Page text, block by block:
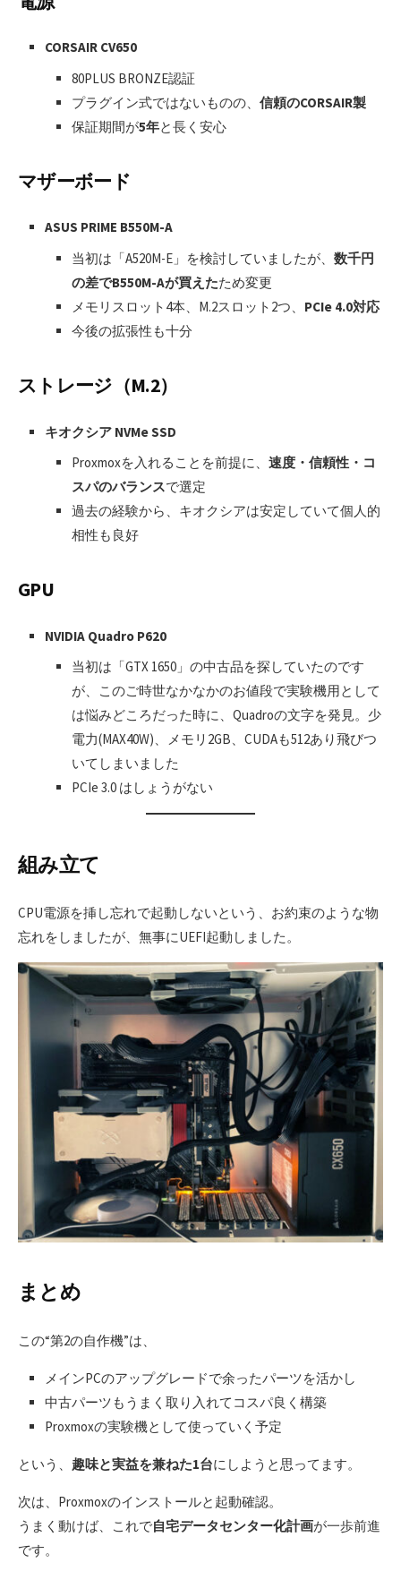
CORSAIR CV650
80PLUS BRONZE認証
プラグイン式ではないものの、 信頼のCORSAIR製
保証期間が5年と長く安心
マザーボード
ASUS PRIME B550M-A
当初は「A520M-E」を検討していましたが、 数千円
の差でB550M-Aが買えたため変更
メモリスロット4本、M.2スロット2つ、 PCIe 4.0対応
今後の拡張性も十分
ストレージ（M.2）
キオクシア NVMe SSD
Proxmoxを入れることを前提に、 速度・信頼性・コ
スパのバランスで選定
過去の経験から、キオクシアは安定していて個人的
相性も良好
GPU
NVIDIA Quadro P620
当初は「GTX 1650」の中古品を探していたのです
が、このご時世なかなかのお値段で実験機用として
は悩みどころだった時に、Quadroの文字を発見。少
電力(MAX40W)、メモリ2GB、CUDAも512あり飛びつ
いてしまいました
PCIe 3.0 はしょうがない
組み立て
CPU電源を挿し忘れで起動しないという、お約束のような物
忘れをしましたが、無事にUEFI起動しました。
まとめ
この“第2の自作機”は、
メインPCのアップグレードで余ったパーツを活かし
中古パーツもうまく取り入れてコスパ良く構築
Proxmoxの実験機として使っていく予定
という、 趣味と実益を兼ねた1台にしようと思ってます。
次は、Proxmoxのインストールと起動確認。
うまく動けば、これで自宅データセンター化計画が一歩前進
です。